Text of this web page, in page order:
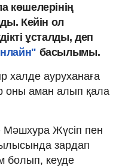
көшелерінің
Кейін ол
ұсталды, деп
басылымы.
халде ауруханаға
оны аман алып қала
Мәшхура Жүсіп пен
зардап
болып, кеуде